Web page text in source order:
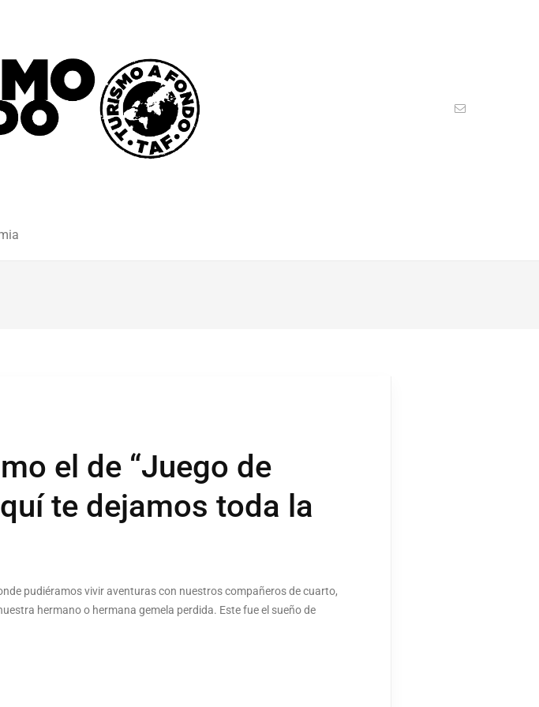
el de “Juego de
te dejamos toda la
pudiéramos vivir aventuras con nuestros compañeros de cuarto,
hermano o hermana gemela perdida. Este fue el sueño de